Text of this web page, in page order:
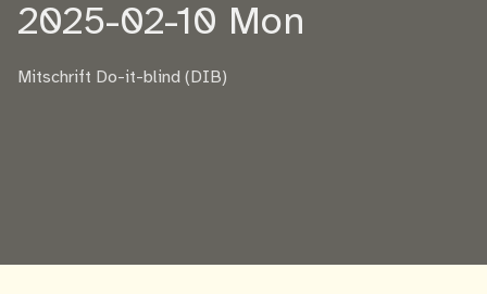
2025-02-10 Mon
Mitschrift Do-it-blind (DIB)